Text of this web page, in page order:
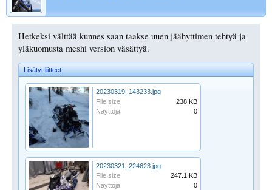
Hetkeksi välttää kunnes saan taakse uuen jäähyttimen tehtyä ja
yläkuomusta meshi version väsättyä.
Lisätyt liitteet:
20230319_143233.jpg
File size:
238 KB
Näyttöjä:
0
20230321_224623.jpg
File size:
247.1 KB
Näyttöjä:
0